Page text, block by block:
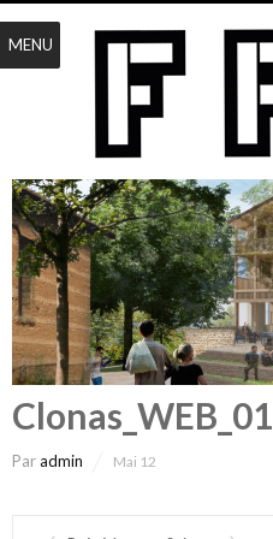
Clonas_WEB_01
Paradmin Mai 12
MENU